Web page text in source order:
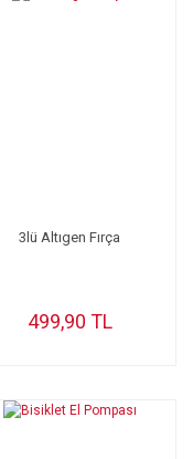
3lü Altıgen Fırça
499,90 TL